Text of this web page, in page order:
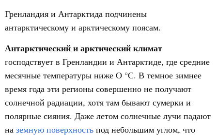
Гренландия и Антарктида подчинены
антарктическому и арктическому поясам.
Антарктический и арктический климат
господствует в Гренландии и Антарктиде, где средние
месячные температуры ниже О °С. В темное зимнее
время года эти регионы совершенно не получают
солнечной радиации, хотя там бывают сумерки и
полярные сияния. Даже летом солнечные лучи падают
на земную поверхность под небольшим углом, что